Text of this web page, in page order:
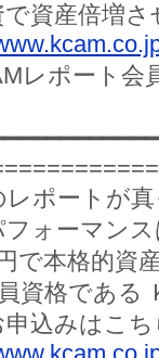
で資産倍増
レポート会
レポートが
フォーマン
で本格的資
資格である
申込みはこち